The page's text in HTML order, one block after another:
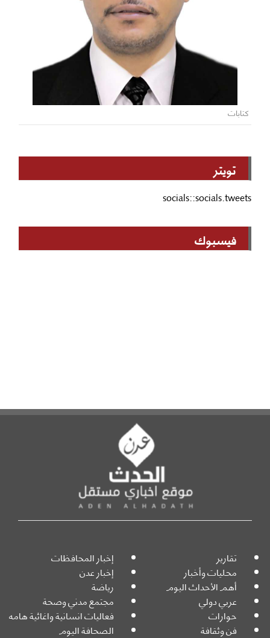
كتابات
تويتر
socials::socials.tweets
فيسبوك
تقارير إخبار المحافظات
محليات وأخبار إخبار عدن
أهم الأحداث اليوم رياضة
عربي دولي مجتمع مدني وصحة
حوارات فعاليات انسانية واغاثية هامه
فن وثقافة الصحافة اليوم